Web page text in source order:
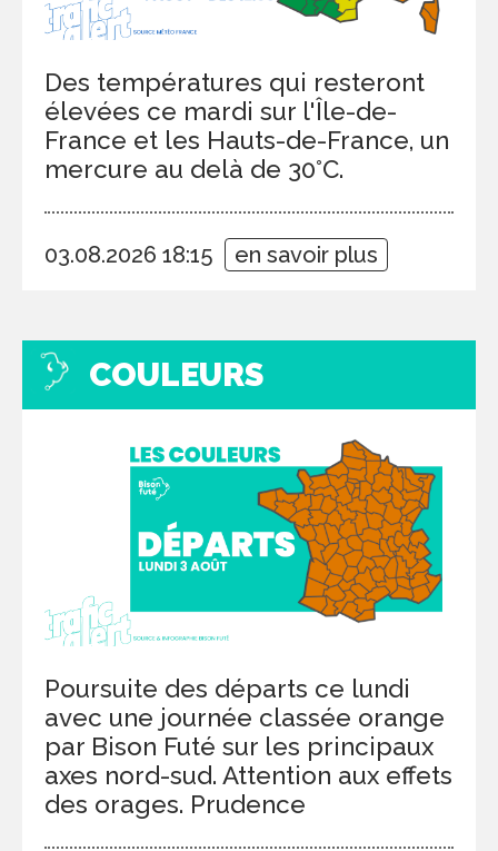
Des températures qui resteront
élevées ce mardi sur l'Île-de-
France et les Hauts-de-France, un
mercure au delà de 30°C.
03.08.2026 18:15 en savoir plus
COULEURS
Poursuite des départs ce lundi
avec une journée classée orange
par Bison Futé sur les principaux
axes nord-sud. Attention aux effets
des orages. Prudence